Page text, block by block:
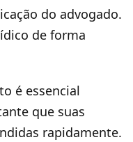
do advogado.
de forma
é essencial
que suas
rapidamente.